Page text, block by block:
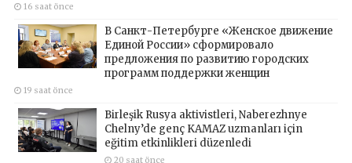
16 saat önce
В Санкт-Петербурге «Женское движение
Единой России» сформировало
предложения по развитию городских
программ поддержки женщин
19 saat önce
Birleşik Rusya aktivistleri, Naberezhnye
Chelny’de genç KAMAZ uzmanları için
eğitim etkinlikleri düzenledi
20 saat önce